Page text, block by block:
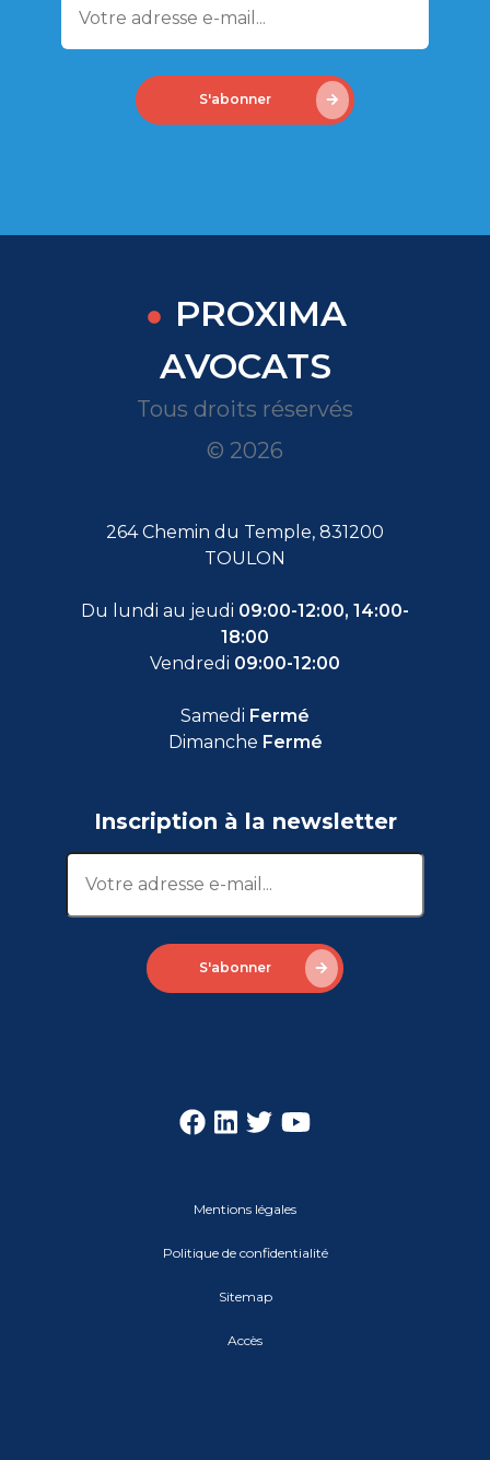
S'abonner
PROXIMA
AVOCATS
Tous droits réservés
© 2026
264 Chemin du Temple, 831200
TOULON
Du lundi au jeudi 09:00-12:00, 14:00-
18:00
Vendredi 09:00-12:00
Samedi Fermé
Dimanche Fermé
Inscription à la newsletter
S'abonner
Mentions légales
Politique de confidentialité
Sitemap
Accès